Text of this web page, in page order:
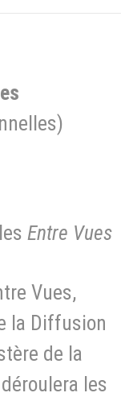
Entre Vues
Vues,
la Diffusion
de la
les